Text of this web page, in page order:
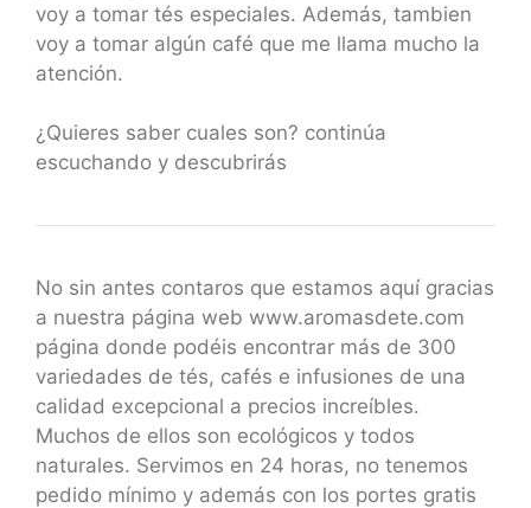
voy a tomar tés especiales. Además, tambien
voy a tomar algún café que me llama mucho la
atención.
¿Quieres saber cuales son? continúa
escuchando y descubrirás
No sin antes contaros que estamos aquí gracias
a nuestra página web www.aromasdete.com
página donde podéis encontrar más de 300
variedades de tés, cafés e infusiones de una
calidad excepcional a precios increíbles.
Muchos de ellos son ecológicos y todos
naturales. Servimos en 24 horas, no tenemos
pedido mínimo y además con los portes gratis